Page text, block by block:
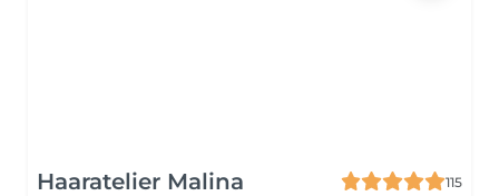
Haaratelier Malina
115